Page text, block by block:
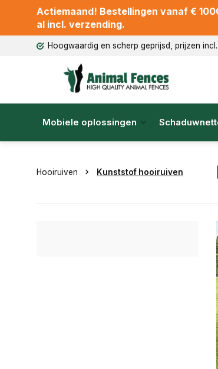
Actiemaand! Bestellingen vanaf €
al incl. verzending.
Hoogwaardig en scherp geprijsd, prijzen
Mobiele oplossingen
Hooiruiven Kunststof hooiruiven